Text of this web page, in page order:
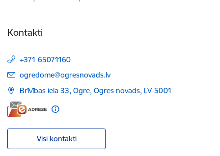
Kontakti
+371 65071160
E-pasts:
ogredome@ogresnovads.lv
Brīvības iela 33, Ogre, Ogres novads, LV-5001
Visi kontakti